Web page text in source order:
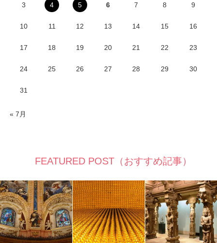
3 4 5 6 7 8 9
10 11 12 13 14 15 16
17 18 19 20 21 22 23
24 25 26 27 28 29 30
31
« 7月
FEATURED POST（おすすめ記事）